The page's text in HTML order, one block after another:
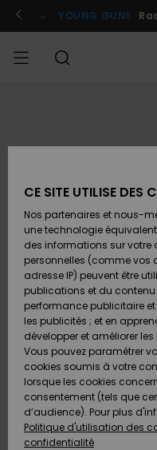
l'information
le
Se connecter /
YOUNG GUNS
&
Surf
Snow
&
Surf
Snow
FEMME
A
Snow
SURF
Surf
Shop
SNOW
Snow
Shop
Snow
Shop
A
OUTLET
Outlet
AIDE &
CONTACT
Retours
Carte
Cadeau
Quiksilver
des
MAGASINS
CE SITE UTILISE DES
Nos partenaires et nous-
une technologie
des informations sur votre
personnelles (comme vos
adresse IP) peuvent être
publications et du
performance publicitaire
les publicités ; et en
développer et améliorer
Vous pouvez paramétrer
cookies soumis à votre
lorsque les cookies
consentement (tels que
d’audience). Pour plus
Politique d'utilisation des
confidentialité